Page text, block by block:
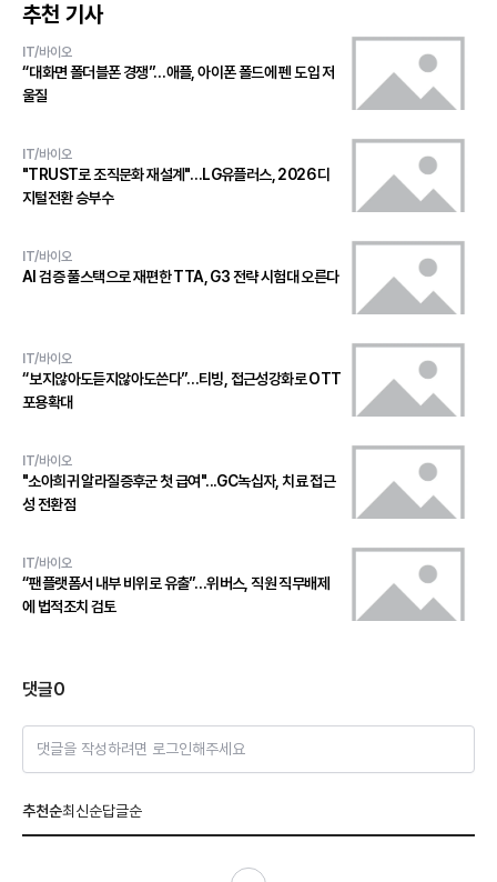
추천 기사
IT/바이오
“대화면 폴더블폰 경쟁”…애플, 아이폰 폴드에 펜 도입 저
울질
IT/바이오
"TRUST로 조직문화 재설계"…LG유플러스, 2026 디
지털전환 승부수
IT/바이오
AI 검증 풀스택으로 재편한 TTA, G3 전략 시험대 오른다
IT/바이오
“보지않아도듣지않아도쓴다”…티빙, 접근성강화로 OTT
포용확대
IT/바이오
"소아희귀 알라질증후군 첫 급여"...GC녹십자, 치료 접근
성 전환점
IT/바이오
“팬플랫폼서 내부 비위로 유출”…위버스, 직원 직무배제
에 법적조치 검토
댓글0
댓글을 작성하려면 로그인해주세요
추천순최신순답글순